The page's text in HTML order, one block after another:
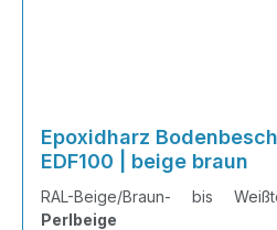
Epoxidharz
EDF100 | beige braun
RAL-Beige/Braun- bis
Perlbeige